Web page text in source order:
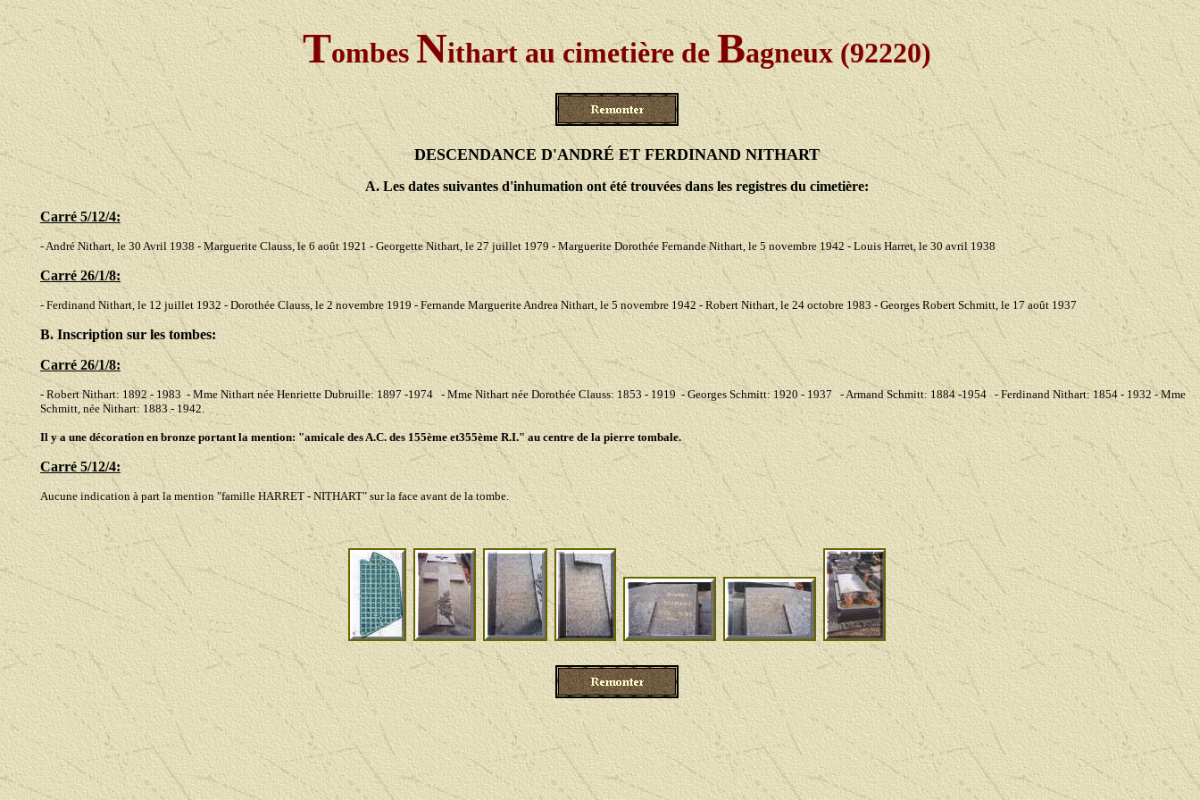
TombesNithart au cimetière deBagneux (92220)
DESCENDANCE D'ANDRÉ ET FERDINAND NITHART
A. Les dates suivantes d'inhumation ont été trouvées dans les registres du cimetière:
Carré 5/12/4:
- André Nithart, le 30 Avril 1938 - Marguerite Clauss, le 6 août 1921 - Georgette Nithart, le 27 juillet 1979 - Marguerite Dorothée Fernande Nithart, le 5 novembre 1942 - Louis Harret, le 30 avril 1938
Carré 26/1/8:
- Ferdinand Nithart, le 12 juillet 1932 - Dorothée Clauss, le 2 novembre 1919 - Fernande Marguerite Andrea Nithart, le 5 novembre 1942 - Robert Nithart, le 24 octobre 1983 - Georges Robert Schmitt, le 17 août 1937
B. Inscription sur les tombes:
Carré 26/1/8:
- Robert Nithart: 1892 - 1983 - Mme Nithart née Henriette Dubruille: 1897 -1974 - Mme Nithart née Dorothée Clauss: 1853 - 1919 - Georges Schmitt: 1920 - 1937 - Armand Schmitt: 1884 -1954 - Ferdinand Nithart: 1854 - 1932 - Mme
Schmitt, née Nithart: 1883 - 1942.
Il y a une décoration en bronze portant la mention: "amicale des A.C. des 155ème et355ème R.I." au centre de la pierre tombale.
Carré 5/12/4:
Aucune indication à part la mention "famille HARRET - NITHART" sur la face avant de la tombe.